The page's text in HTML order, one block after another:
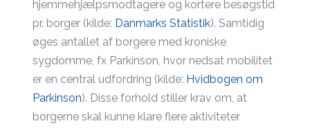
hjemmehjælpsmodtagere og kortere besøgstid
pr. borger (kilde: Danmarks Statistik). Samtidig
øges antallet af borgere med kroniske
sygdomme, fx Parkinson, hvor nedsat mobilitet
er en central udfordring (kilde: Hvidbogen om
Parkinson). Disse forhold stiller krav om, at
borgerne skal kunne klare flere aktiviteter